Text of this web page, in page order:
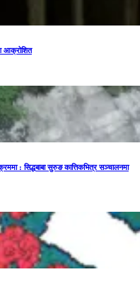
आक्रोशित
: सिद्धबाबा सुरुङ कात्तिकभित्र सञ्चालनमा